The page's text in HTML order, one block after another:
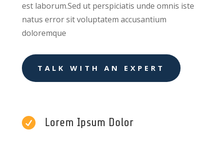
est laborum.Sed ut perspiciatis unde omnis iste
natus error sit voluptatem accusantium
doloremque
TALK WITH AN EXPERT
 Lorem Ipsum Dolor